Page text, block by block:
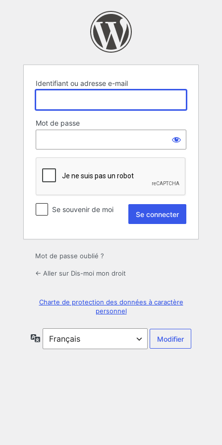
Identifiant ou adresse e-mail
Mot de passe
Se souvenir de moi
Mot de passe oublié ?
← Aller sur Dis-moi mon droit
Charte de protection des données à caractère
personnel
Langue